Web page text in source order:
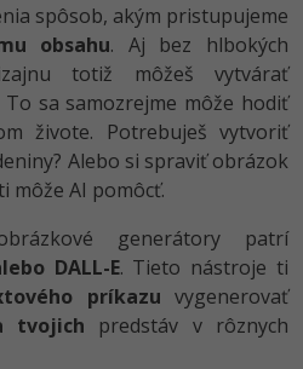
spôsob, akým pristupujeme
obsahu. Aj bez hlbokých
totiž môžeš vytvárať
To sa samozrejme môže hodiť
živote. Potrebuješ vytvoriť
Alebo si spraviť obrázok
môže AI pomôcť.
generátory patrí
DALL-E. Tieto nástroje ti
príkazu vygenerovať
tvojich predstáv v rôznych